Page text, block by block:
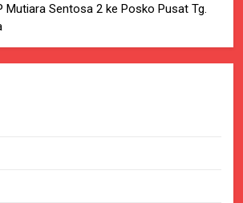
Mutiara Sentosa 2 ke Posko Pusat Tg.